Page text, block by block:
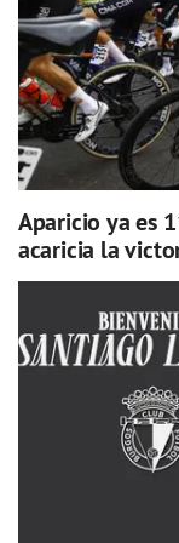
Aparicio ya es
acaricia la